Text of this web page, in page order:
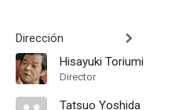
Dirección
Hisayuki Toriumi
Director
Tatsuo Yoshida